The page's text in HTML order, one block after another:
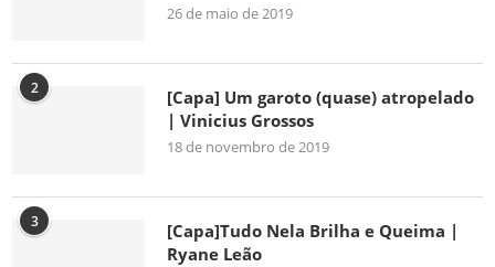
26 de maio de 2019
2
[Capa] Um garoto (quase) atropelado
| Vinicius Grossos
18 de novembro de 2019
3
[Capa]Tudo Nela Brilha e Queima |
Ryane Leão